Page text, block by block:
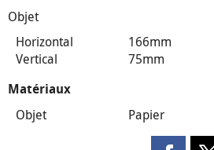
Objet
Horizontal
166mm
Vertical
75mm
Matériaux
Objet Papier